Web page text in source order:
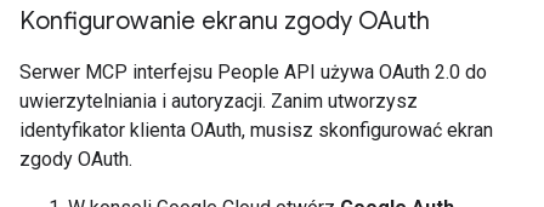
Konfigurowanie ekranu zgody OAuth
Serwer MCP interfejsu People API używa OAuth 2.0 do
uwierzytelniania i autoryzacji. Zanim utworzysz
identyfikator klienta OAuth, musisz skonfigurować ekran
zgody OAuth.